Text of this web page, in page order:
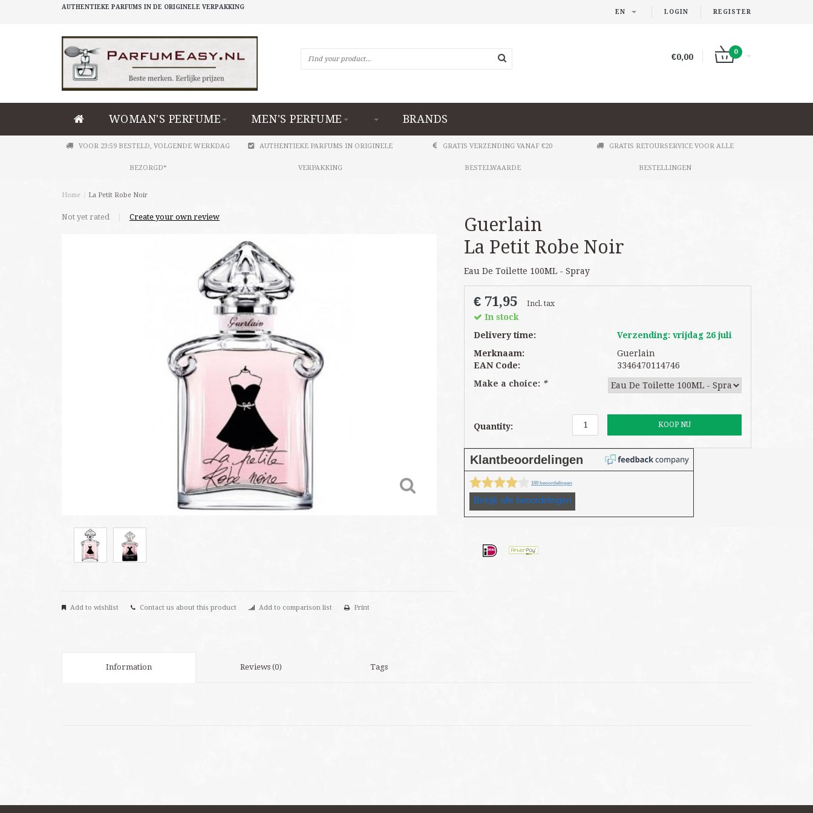
LOGIN REGISTER
EN
AUTHENTIEKE PARFUMS IN DE ORIGINELE VERPAKKING
€0,00
0
WOMAN'S PERFUME MEN'S PERFUME BRANDS
VOOR 23:59 BESTELD, VOLGENDE WERKDAG
BEZORGD*
AUTHENTIEKE PARFUMS IN ORIGINELE
VERPAKKING
GRATIS VERZENDING VANAF €20
BESTELWAARDE
GRATIS RETOURSERVICE VOOR ALLE
BESTELLINGEN
Home / La Petit Robe Noir
Not yet rated Create your own review
Add to wishlist Contact us about this product Add to comparison list Print
Guerlain
La Petit Robe Noir
Eau De Toilette 100ML - Spray
€ 71,95 Incl. tax
In stock
Delivery time:
Verzending: vrijdag 26 juli
Merknaam:
Guerlain
EAN Code:
3346470114746
Make a choice: *
Quantity: KOOP NU
Information Reviews (0) Tags